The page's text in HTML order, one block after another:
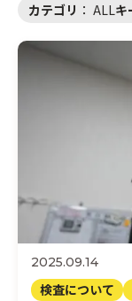
カテゴリ ： ALLキ
2025.09.14
検査について